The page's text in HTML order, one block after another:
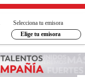
Selecciona tu emisora
Elige tu emisora